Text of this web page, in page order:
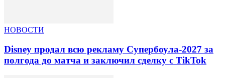
НОВОСТИ
Disney продал всю рекламу Супербоула-2027 за
полгода до матча и заключил сделку с TikTok